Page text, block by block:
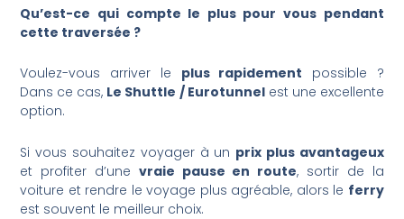
Qu’est-ce qui compte le plus pour vous pendant
cette traversée ?
Voulez-vous arriver le plus rapidement possible ?
Dans ce cas, Le Shuttle / Eurotunnelest une excellente
option.
Si vous souhaitez voyager à un prix plus avantageux
et profiter d’une vraie pause en route, sortir de la
voiture et rendre le voyage plus agréable, alors le ferry
est souvent le meilleur choix.